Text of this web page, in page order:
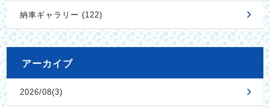
納車ギャラリー (122)
アーカイブ
2026/08(3)